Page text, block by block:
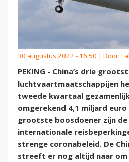
30 augustus 2022 - 16:50 | Door:
PEKING - China’s drie
luchtvaartmaatschappijen
tweede kwartaal
omgerekend 4,1 miljard euro
grootste boosdoener zijn de
internationale
strenge coronabeleid. De
streeft er nog altijd naar